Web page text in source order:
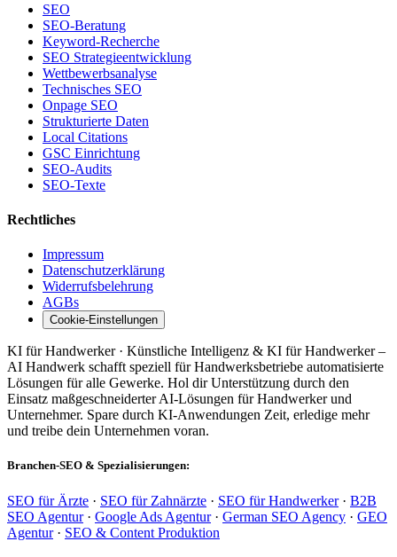
SEO
SEO-Beratung
Keyword-Recherche
SEO Strategieentwicklung
Wettbewerbsanalyse
Technisches SEO
Onpage SEO
Strukturierte Daten
Local Citations
GSC Einrichtung
SEO-Audits
SEO-Texte
Rechtliches
Impressum
Datenschutzerklärung
Widerrufsbelehrung
AGBs
Cookie-Einstellungen
KI für Handwerker · Künstliche Intelligenz & KI für Handwerker –
AI Handwerk schafft speziell für Handwerksbetriebe automatisierte
Lösungen für alle Gewerke. Hol dir Unterstützung durch den
Einsatz maßgeschneiderter AI-Lösungen für Handwerker und
Unternehmer. Spare durch KI-Anwendungen Zeit, erledige mehr
und treibe dein Unternehmen voran.
Branchen-SEO & Spezialisierungen:
SEO für Ärzte · SEO für Zahnärzte · SEO für Handwerker· B2B
SEO Agentur· Google Ads Agentur· German SEO Agency · GEO
Agentur· SEO & Content Produktion